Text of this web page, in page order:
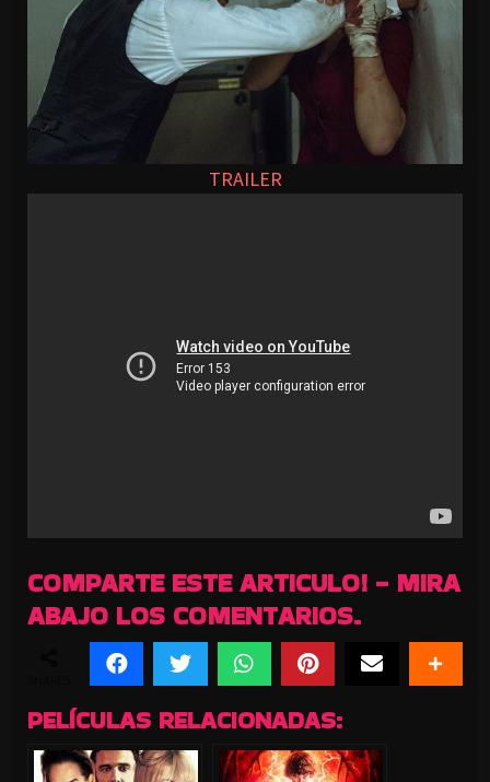
TRAILER
COMPARTE ESTE ARTICULO! - MIRA
ABAJO LOS COMENTARIOS.
PELÍCULAS RELACIONADAS: